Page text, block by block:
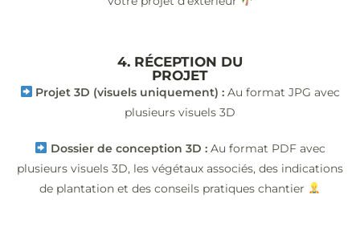
4. RÉCEPTION DU
PROJET
Projet 3D (visuels uniquement) : Au format JPG avec
plusieurs visuels 3D
Dossier de conception 3D :Au format PDF avec
plusieurs visuels 3D, les végétaux associés, des indications
de plantation et des conseils pratiques chantier